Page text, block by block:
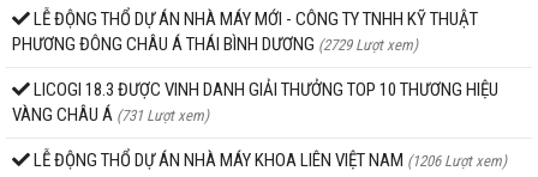
LỄ ĐỘNG THỔ DỰ ÁN NHÀ MÁY MỚI - CÔNG TY TNHH KỸ THUẬT
PHƯƠNG ĐÔNG CHÂU Á THÁI BÌNH DƯƠNG (2729 Lượt xem)
LICOGI 18.3 ĐƯỢC VINH DANH GIẢI THƯỞNG TOP 10 THƯƠNG HIỆU
VÀNG CHÂU Á (731 Lượt xem)
LỄ ĐỘNG THỔ DỰ ÁN NHÀ MÁY KHOA LIÊN VIỆT NAM (1206 Lượt xem)